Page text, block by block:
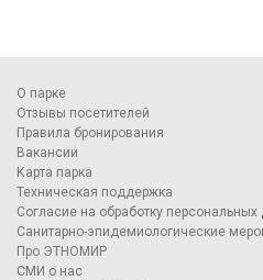
О парке
Отзывы посетителей
Правила бронирования
Вакансии
Карта парка
Техническая поддержка
Согласие на обработку
Санитарно-эпидемиологические
Про ЭТНОМИР
СМИ о нас